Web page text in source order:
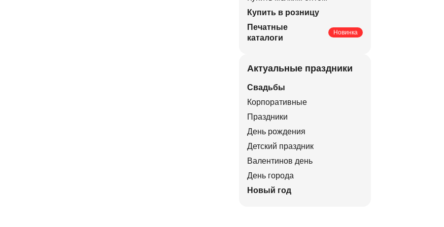
Купить в розницу
Печатные
каталоги
Новинка
Актуальные праздники
Свадьбы
Корпоративные
Праздники
День рождения
Детский праздник
Валентинов день
День города
Новый год